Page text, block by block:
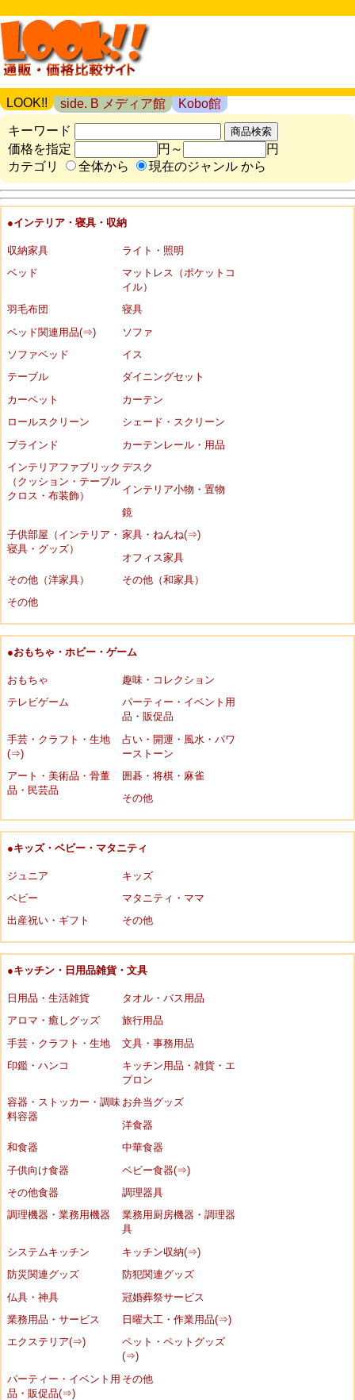
LOOK!! side. B メディア館
Kobo館
キーワード
価格を指定
円～
円
カテゴリ
全体から 現在のジャンル から
●インテリア・寝具・収納
収納家具
ライト・照明
ベッド
マットレス（ポケットコ
イル）
羽毛布団
寝具
ベッド関連用品(⇒)
ソファ
ソファベッド
イス
テーブル
ダイニングセット
カーペット
カーテン
ロールスクリーン
シェード・スクリーン
ブラインド
カーテンレール・用品
インテリアファブリック
（クッション・テーブル
クロス・布装飾）
デスク
インテリア小物・置物
鏡
子供部屋（インテリア・
寝具・グッズ）
家具・ねんね(⇒)
オフィス家具
その他（洋家具）
その他（和家具）
その他
●おもちゃ・ホビー・ゲーム
おもちゃ
趣味・コレクション
テレビゲーム
パーティー・イベント用
品・販促品
手芸・クラフト・生地
(⇒)
占い・開運・風水・パワ
ーストーン
アート・美術品・骨董
品・民芸品
囲碁・将棋・麻雀
その他
●キッズ・ベビー・マタニティ
ジュニア
キッズ
ベビー
マタニティ・ママ
出産祝い・ギフト
その他
●キッチン・日用品雑貨・文具
日用品・生活雑貨
タオル・バス用品
アロマ・癒しグッズ
旅行用品
手芸・クラフト・生地
文具・事務用品
印鑑・ハンコ
キッチン用品・雑貨・エ
プロン
容器・ストッカー・調味
料容器
お弁当グッズ
洋食器
和食器
中華食器
子供向け食器
ベビー食器(⇒)
その他食器
調理器具
調理機器・業務用機器
業務用厨房機器・調理器
具
システムキッチン
キッチン収納(⇒)
防災関連グッズ
防犯関連グッズ
仏具・神具
冠婚葬祭サービス
業務用品・サービス
日曜大工・作業用品(⇒)
エクステリア(⇒)
ペット・ペットグッズ
(⇒)
パーティー・イベント用
品・販促品(⇒)
その他